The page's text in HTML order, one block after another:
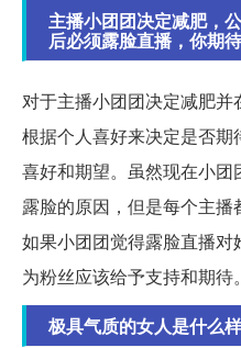
主播小团团决定减肥，
后必须露脸直播，你期
对于主播小团团决定减肥
根据个人喜好来决定是否
喜好和期望。虽然现在小
露脸的原因，但是每个主播
如果小团团觉得露脸直播
为粉丝应该给予支持和期待。
极具气质的女人是什么